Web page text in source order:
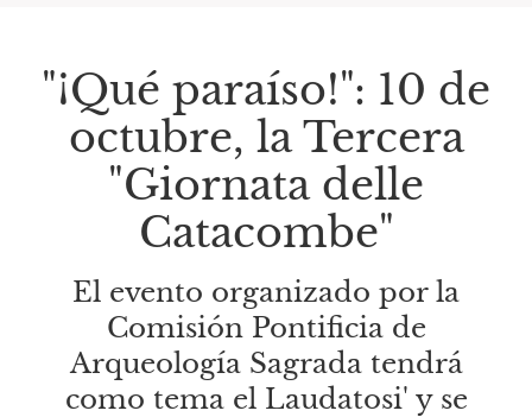
"¡Qué paraíso!": 10 de
octubre, la Tercera
"Giornata delle
Catacombe"
El evento organizado por la
Comisión Pontificia de
Arqueología Sagrada tendrá
como tema el Laudatosi' y se